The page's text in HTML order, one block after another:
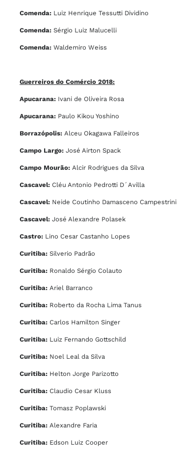
Comenda: Luiz Henrique Tessutti Dividino
Comenda: Sérgio Luiz Malucelli
Comenda: Waldemiro Weiss
Guerreiros do Comércio 2018:
Apucarana: Ivani de Oliveira Rosa
Apucarana: Paulo Kikou Yoshino
Borrazópolis: Alceu Okagawa Falleiros
Campo Largo: José Airton Spack
Campo Mourão: Alcir Rodrigues da Silva
Cascavel: Cléu Antonio Pedrotti D´Avilla
Cascavel: Neide Coutinho Damasceno Campestrini
Cascavel: José Alexandre Polasek
Castro: Lino Cesar Castanho Lopes
Curitiba: Silverio Padrão
Curitiba: Ronaldo Sérgio Colauto
Curitiba: Ariel Barranco
Curitiba: Roberto da Rocha Lima Tanus
Curitiba: Carlos Hamilton Singer
Curitiba: Luiz Fernando Gottschild
Curitiba: Noel Leal da Silva
Curitiba: Helton Jorge Parizotto
Curitiba: Claudio Cesar Kluss
Curitiba: Tomasz Poplawski
Curitiba: Alexandre Faria
Curitiba: Edson Luiz Cooper